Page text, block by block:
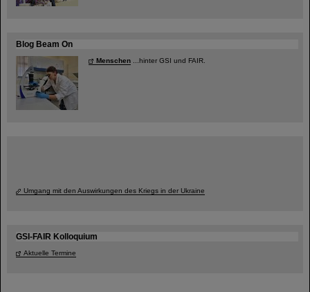
Blog Beam On
Menschen ...hinter GSI und FAIR.
Umgang mit den Auswirkungen des Kriegs in der Ukraine
GSI-FAIR Kolloquium
Aktuelle Termine